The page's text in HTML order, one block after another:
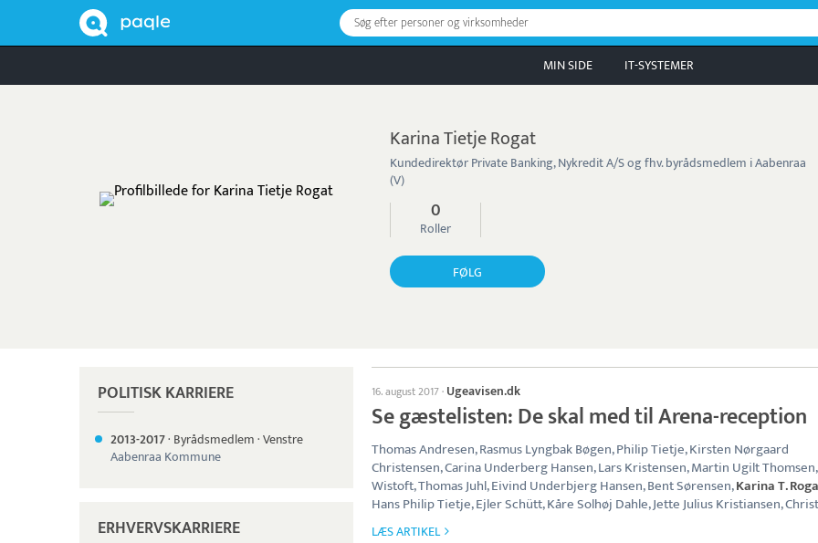
Søg efter personer og virksomheder
MIN SIDE IT-SYSTEMER
Karina Tietje Rogat
Kundedirektør Private Banking, Nykredit A/S og fhv. byrådsmedlem i Aabenraa
(V)
0
Roller
FØLG
POLITISK KARRIERE
2013-2017· Byrådsmedlem·Venstre
Aabenraa Kommune
ERHVERVSKARRIERE
16. august 2017· Ugeavisen.dk
Se gæstelisten: De skal med til Arena-reception
Thomas Andresen, Rasmus Lyngbak Bøgen, Philip Tietje, Kirsten Nørgaard
Christensen, Carina Underberg Hansen, Lars Kristensen, Martin Ugilt
Wistoft, Thomas Juhl, Eivind Underbjerg Hansen, Bent Sørensen,Karina T.
Hans Philip Tietje, Ejler Schütt, Kåre Solhøj Dahle, Jette Julius Kristiansen,
LÆS ARTIKEL